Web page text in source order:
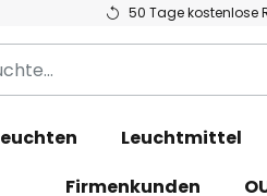
50 Tage kostenlose
Leuchtmittel
Firmenkunden